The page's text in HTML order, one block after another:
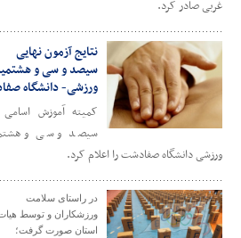
غربی صادر کرد.
نتایج آزمون نهایی
سیصد و سی و
ورزشی- دانشگاه
کمیته آموزش اسامی
سیصد و سی و
ورزشی دانشگاه صفادشت را اعلام کرد.
در راستای سلامت
ورزشکاران و توسط
استان صورت گرفت؛